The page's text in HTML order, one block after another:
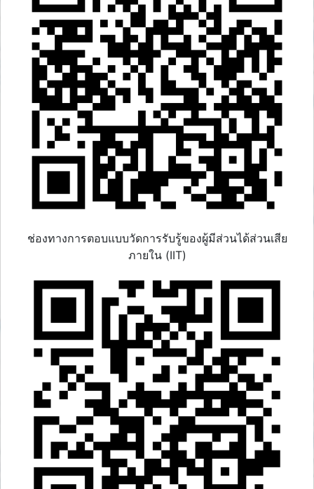
ช่องทางการตอบแบบวัดการรับรู้ของผู้มีส่วนได้ส่วนเสีย
ภายใน (IIT)